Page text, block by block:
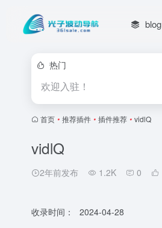
blog
热门
欢迎入驻！
首页 • 推荐插件 • 插件推荐 • vidlQ
vidlQ
2年前发布 1.2K 0
收录时间：
2024-04-28